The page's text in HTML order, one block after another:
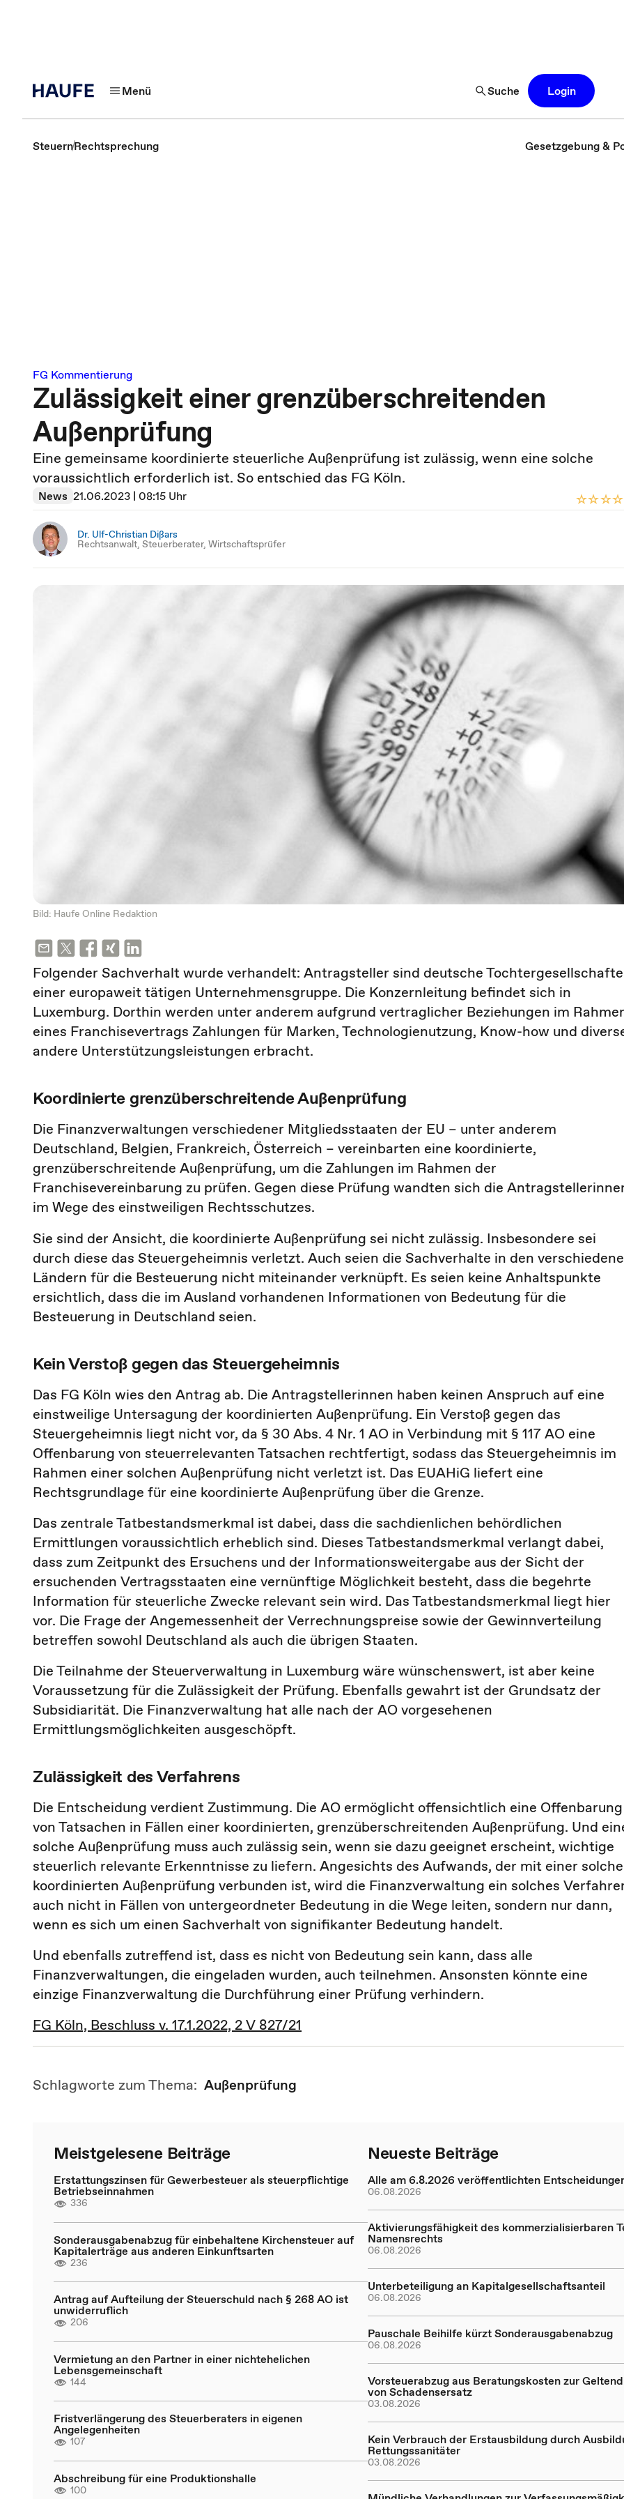
Menü Suche Login
SteuernRechtsprechung Gesetzgebung &
FG Kommentierung
Zulässigkeit einer grenzüberschreitenden
Außenprüfung
Eine gemeinsame koordinierte steuerliche Außenprüfung ist zulässig, wenn eine solche
voraussichtlich erforderlich ist. So entschied das FG Köln.
News 21.06.2023 | 08:15 Uhr
Dr. Ulf-Christian Dißars
Rechtsanwalt, Steuerberater, Wirtschaftsprüfer
Bild: Haufe Online Redaktion
Folgender Sachverhalt wurde verhandelt: Antragsteller sind deutsche
einer europaweit tätigen Unternehmensgruppe. Die Konzernleitung befindet sich in
Luxemburg. Dorthin werden unter anderem aufgrund vertraglicher Beziehungen im
eines Franchisevertrags Zahlungen für Marken, Technologienutzung, Know-how und
andere Unterstützungsleistungen erbracht.
Koordinierte grenzüberschreitende Außenprüfung
Die Finanzverwaltungen verschiedener Mitgliedsstaaten der EU – unter anderem
Deutschland, Belgien, Frankreich, Österreich – vereinbarten eine koordinierte,
grenzüberschreitende Außenprüfung, um die Zahlungen im Rahmen der
Franchisevereinbarung zu prüfen. Gegen diese Prüfung wandten sich die
im Wege des einstweiligen Rechtsschutzes.
Sie sind der Ansicht, die koordinierte Außenprüfung sei nicht zulässig. Insbesondere sei
durch diese das Steuergeheimnis verletzt. Auch seien die Sachverhalte in den
Ländern für die Besteuerung nicht miteinander verknüpft. Es seien keine Anhaltspunkte
ersichtlich, dass die im Ausland vorhandenen Informationen von Bedeutung für die
Besteuerung in Deutschland seien.
Kein Verstoß gegen das Steuergeheimnis
Das FG Köln wies den Antrag ab. Die Antragstellerinnen haben keinen Anspruch auf eine
einstweilige Untersagung der koordinierten Außenprüfung. Ein Verstoß gegen das
Steuergeheimnis liegt nicht vor, da § 30 Abs. 4 Nr. 1 AO in Verbindung mit § 117 AO eine
Offenbarung von steuerrelevanten Tatsachen rechtfertigt, sodass das Steuergeheimnis im
Rahmen einer solchen Außenprüfung nicht verletzt ist. Das EUAHiG liefert eine
Rechtsgrundlage für eine koordinierte Außenprüfung über die Grenze.
Das zentrale Tatbestandsmerkmal ist dabei, dass die sachdienlichen behördlichen
Ermittlungen voraussichtlich erheblich sind. Dieses Tatbestandsmerkmal verlangt dabei,
dass zum Zeitpunkt des Ersuchens und der Informationsweitergabe aus der Sicht der
ersuchenden Vertragsstaaten eine vernünftige Möglichkeit besteht, dass die begehrte
Information für steuerliche Zwecke relevant sein wird. Das Tatbestandsmerkmal liegt hier
vor. Die Frage der Angemessenheit der Verrechnungspreise sowie der Gewinnverteilung
betreffen sowohl Deutschland als auch die übrigen Staaten.
Die Teilnahme der Steuerverwaltung in Luxemburg wäre wünschenswert, ist aber keine
Voraussetzung für die Zulässigkeit der Prüfung. Ebenfalls gewahrt ist der Grundsatz der
Subsidiarität. Die Finanzverwaltung hat alle nach der AO vorgesehenen
Ermittlungsmöglichkeiten ausgeschöpft.
Zulässigkeit des Verfahrens
Die Entscheidung verdient Zustimmung. Die AO ermöglicht offensichtlich eine Offenbarung
von Tatsachen in Fällen einer koordinierten, grenzüberschreitenden Außenprüfung. Und
solche Außenprüfung muss auch zulässig sein, wenn sie dazu geeignet erscheint, wichtige
steuerlich relevante Erkenntnisse zu liefern. Angesichts des Aufwands, der mit einer
koordinierten Außenprüfung verbunden ist, wird die Finanzverwaltung ein solches
auch nicht in Fällen von untergeordneter Bedeutung in die Wege leiten, sondern nur dann,
wenn es sich um einen Sachverhalt von signifikanter Bedeutung handelt.
Und ebenfalls zutreffend ist, dass es nicht von Bedeutung sein kann, dass alle
Finanzverwaltungen, die eingeladen wurden, auch teilnehmen. Ansonsten könnte eine
einzige Finanzverwaltung die Durchführung einer Prüfung verhindern.
FG Köln, Beschluss v. 17.1.2022, 2 V 827/21
Schlagworte zum Thema: Außenprüfung
Meistgelesene Beiträge
Erstattungszinsen für Gewerbesteuer als steuerpflichtige
Betriebseinnahmen
336
Sonderausgabenabzug für einbehaltene Kirchensteuer auf
Kapitalerträge aus anderen Einkunftsarten
236
Antrag auf Aufteilung der Steuerschuld nach § 268 AO ist
unwiderruflich
206
Vermietung an den Partner in einer nichtehelichen
Lebensgemeinschaft
144
Fristverlängerung des Steuerberaters in eigenen
Angelegenheiten
107
Abschreibung für eine Produktionshalle
100
Neueste Beiträge
Alle am 6.8.2026 veröffentlichten
06.08.2026
Aktivierungsfähigkeit des kommerzialisierbaren
Namensrechts
06.08.2026
Unterbeteiligung an Kapitalgesellschaftsanteil
06.08.2026
Pauschale Beihilfe kürzt Sonderausgabenabzug
06.08.2026
Vorsteuerabzug aus Beratungskosten zur
von Schadensersatz
03.08.2026
Kein Verbrauch der Erstausbildung durch
Rettungssanitäter
03.08.2026